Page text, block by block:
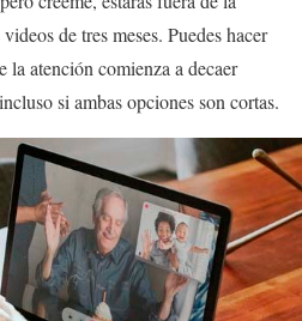
de tres meses. Puedes hacer
atención comienza a decaer
si ambas opciones son cortas.